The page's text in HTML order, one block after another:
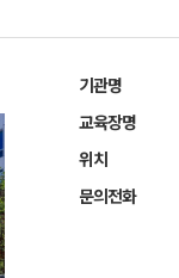
기관명
교육장명
위치
문의전화